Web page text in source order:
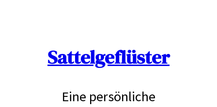
springenSattelgeflüster
Eine persönliche